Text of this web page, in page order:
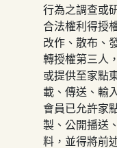
行為之調查或
合法權利得授
改作、散布、
轉授權第三人
或提供至家點
載、傳送、輸
會員已允許家
製、公開播送
料，並得將前